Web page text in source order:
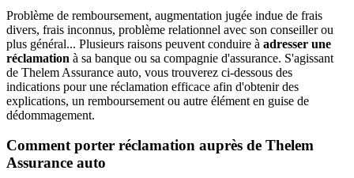
Problème de remboursement, augmentation jugée indue de frais
divers, frais inconnus, problème relationnel avec son conseiller ou
plus général... Plusieurs raisons peuvent conduire à adresser une
réclamation à sa banque ou sa compagnie d'assurance. S'agissant
de Thelem Assurance auto, vous trouverez ci-dessous des
indications pour une réclamation efficace afin d'obtenir des
explications, un remboursement ou autre élément en guise de
dédommagement.
Comment porter réclamation auprès de Thelem
Assurance auto